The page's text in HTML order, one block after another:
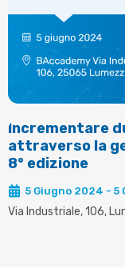
Incrementare
attraverso la
8° edizione
5 Giugno 2024 - 5
Via Industriale, 106,